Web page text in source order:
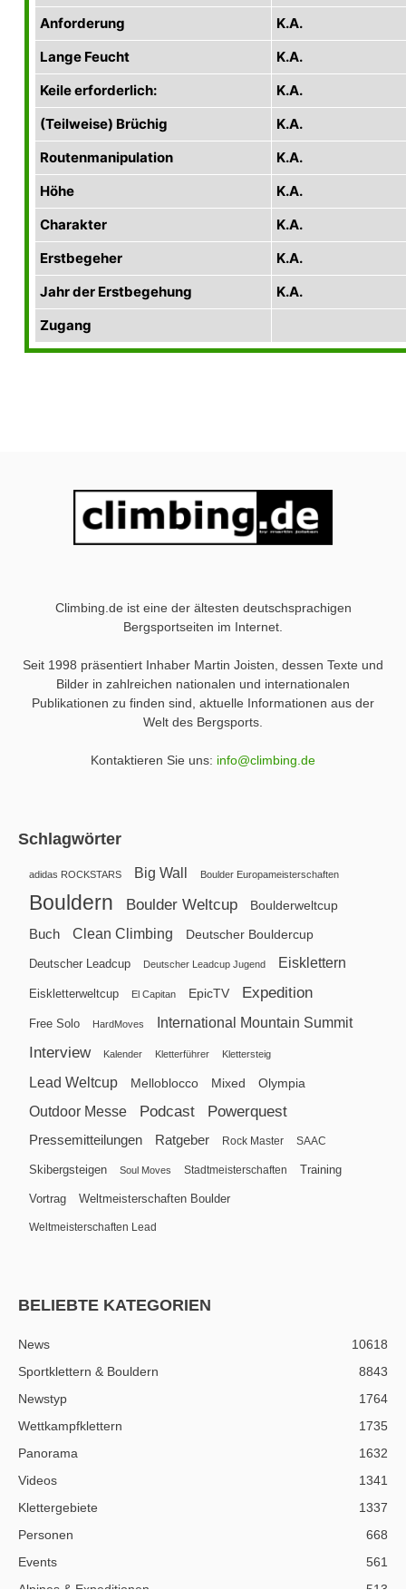
Anforderung
K.A.
Lange Feucht
K.A.
Keile erforderlich:
K.A.
(Teilweise) Brüchig
K.A.
Routenmanipulation
K.A.
Höhe
K.A.
Charakter
K.A.
Erstbegeher
K.A.
Jahr der Erstbegehung
K.A.
Zugang
Climbing.de ist eine der ältesten deutschsprachigen
Bergsportseiten im Internet.
Seit 1998 präsentiert Inhaber Martin Joisten, dessen Texte und
Bilder in zahlreichen nationalen und internationalen
Publikationen zu finden sind, aktuelle Informationen aus der
Welt des Bergsports.
Kontaktieren Sie uns: info@climbing.de
Schlagwörter
adidas ROCKSTARS Big Wall Boulder Europameisterschaften
Bouldern Boulder Weltcup Boulderweltcup
Buch Clean Climbing Deutscher Bouldercup
Deutscher Leadcup Deutscher Leadcup Jugend Eisklettern
Eiskletterweltcup El Capitan EpicTV Expedition
Free Solo HardMoves International Mountain Summit
Interview Kalender Kletterführer Klettersteig
Lead Weltcup Melloblocco Mixed Olympia
Outdoor Messe Podcast Powerquest
Pressemitteilungen Ratgeber Rock Master SAAC
Skibergsteigen Soul Moves Stadtmeisterschaften Training
Vortrag Weltmeisterschaften Boulder
Weltmeisterschaften Lead
BELIEBTE KATEGORIEN
News
10618
Sportklettern & Bouldern
8843
Newstyp
1764
Wettkampfklettern
1735
Panorama
1632
Videos
1341
Klettergebiete
1337
Personen
668
Events
561